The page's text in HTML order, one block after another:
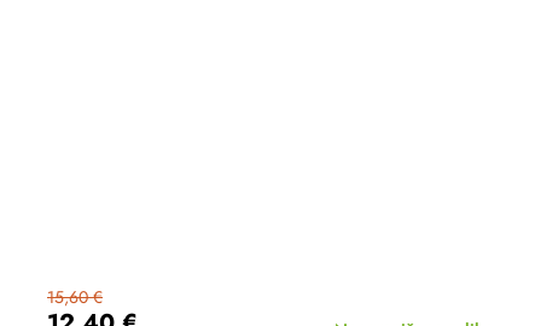
15,60 €